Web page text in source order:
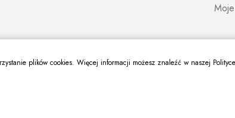
plików cookies. Więcej informacji możesz znaleźć w naszej Polityce